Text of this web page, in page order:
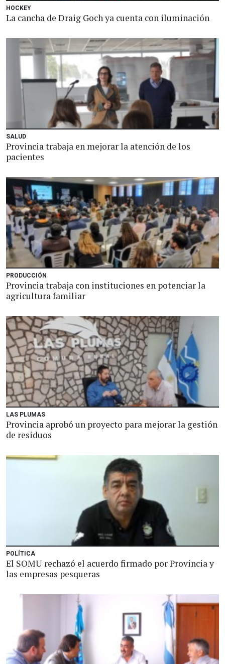
HOCKEY
La cancha de Draig Goch ya cuenta con iluminación
SALUD
Provincia trabaja en mejorar la atención de los
pacientes
PRODUCCIÓN
Provincia trabaja con instituciones en potenciar la
agricultura familiar
LAS PLUMAS
Provincia aprobó un proyecto para mejorar la gestión
de residuos
POLÍTICA
El SOMU rechazó el acuerdo firmado por Provincia y
las empresas pesqueras